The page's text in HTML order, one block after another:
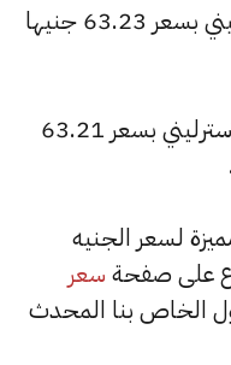
بنك HSBC: شراء الجنيه الاسترليني بسعر 63.23 جنيها
بنك قطر الوطني: شراء الجنيه الاسترليني بسعر 63.21
مميزة لسعر الجنيه
على صفحةسعر
الخاص بنا المحدث